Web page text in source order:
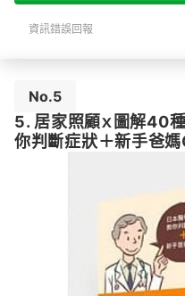
資訊錯誤回報
No.5
5. 居家照顧ｘ圖解40
你判斷症狀＋新手爸